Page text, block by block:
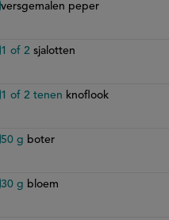
versgemalen peper
1 of 2 sjalotten
1 of 2 tenen knoflook
50 g boter
30 g bloem